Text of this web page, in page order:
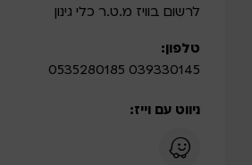
לרשום בוויז מ.ט.ר כלי גינון
טלפון:
039330145 0535280185
ניווט עם וייז: